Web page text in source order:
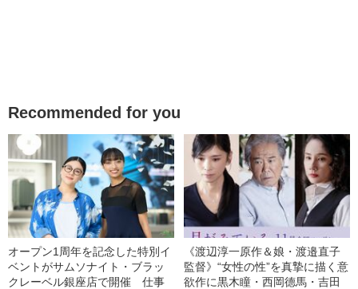
Recommended for you
オープン1周年を記念した特別イ
ベントがサムソナイト・ブラッ
クレーベル銀座店で開催 仕事
《渡辺淳一原作＆娘・渡邉直子
監督》“女性の性”を真摯に描く意
欲作に黒木瞳・西岡德馬・吉田